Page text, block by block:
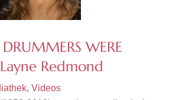
WERE
Redmond
,Videos